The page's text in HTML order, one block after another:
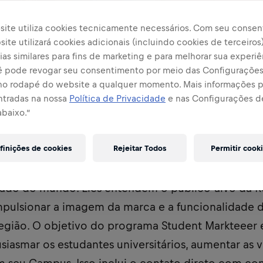
fazem parte do programa de
do mundo. Eles entendem o público-alvo da
a imagem da marca e a funcionalidade
O objetivo do programa Student Markteeer
os estudantes universitários, aumentar as
utiliza cookies tecnicamente necessários. Com seu
utilizará cookies adicionais (incluindo cookies de
similares para fins de marketing e para melhorar sua
pode revogar seu consentimento por meio das
rodapé do website a qualquer momento. Mais informações
na nossa Política de Privacidade e nas Configurações
Rejeitar Todos Permitir
de cookies